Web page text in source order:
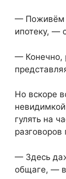
— Поживём
ипотеку, —
— Конечно,
Но вскоре
гулять на
разговоров
— Здесь
общаге, —